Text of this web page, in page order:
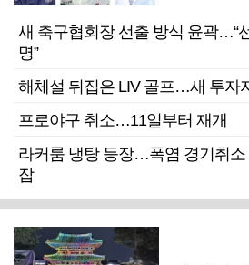
새 축구협회장 선출 방식 윤곽…“
명”
해체설 뒤집은 LIV 골프…새 투자
프로야구 취소…11일부터 재개
라커룸 냉탕 등장…폭염 경기취소
잡